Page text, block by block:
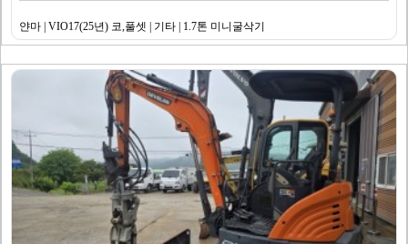
얀마 | VIO17(25년) 코,풀셋 | 기타 | 1.7톤 미니굴삭기